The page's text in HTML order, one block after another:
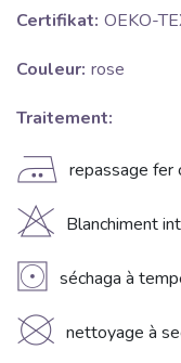
Certifikat: OEKO-
Couleur: rose
Traitement:
E repassage fer
H Blanchiment
V séchaga à
K nettoyage à